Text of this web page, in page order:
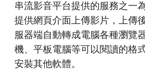
串流影音平台提供的服務之一
提供網頁介面上傳影片，上傳
服器端自動轉成電腦各種瀏覽
機、平板電腦等可以閱讀的格
安裝其他軟體。